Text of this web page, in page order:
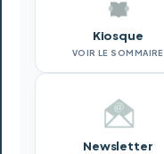
Kiosque
VOIR LE SOMMAIRE
Newsletter